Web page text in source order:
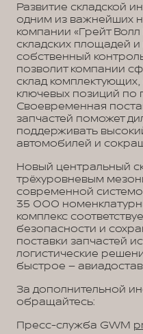
Развитие складской
одним из важнейших
компании «Грейт
складских площадей
собственный
позволит компании
склад
ключевых позиций по
Своевременная
запчастей поможет
поддерживать
автомобилей и
Новый центральный
трёхуровневым
современной
35 000
комплекс
безопасности и
поставки запчастей
логистические
быстрое –
За дополнительной
обращайтесь:
Пресс-служба GWM